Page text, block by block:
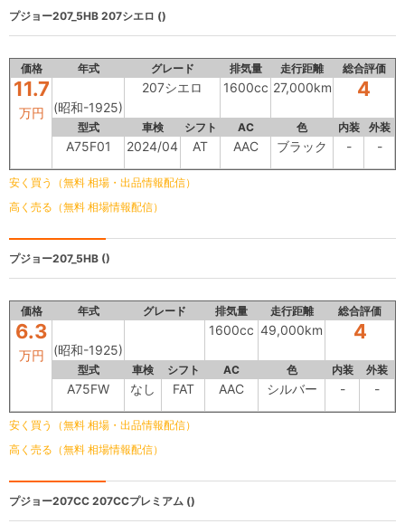
プジョー207_5HB 207シエロ ()
価格 年式 グレード 排気量 走行距離 総合評価
11.7
万円 (昭和-1925)
207シエロ 1600cc 27,000km 4
型式 車検 シフト AC 色 内装 外装
A75F01 2024/04 AT AAC ブラック - -
安く買う（無料 相場・出品情報配信）
高く売る（無料 相場情報配信）
プジョー207_5HB ()
価格 年式 グレード 排気量 走行距離 総合評価
6.3
万円 (昭和-1925)
1600cc 49,000km 4
型式 車検 シフト AC 色 内装 外装
A75FW なし FAT AAC シルバー - -
安く買う（無料 相場・出品情報配信）
高く売る（無料 相場情報配信）
プジョー207CC 207CCプレミアム ()